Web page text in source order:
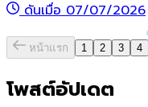
ดันเมื่อ 07/07/2026
หน้าแรก 1 2 3 4
โพสต์อัปเดต